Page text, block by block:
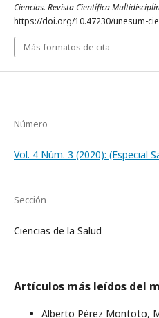
Ciencias. Revista Científica
https://doi.org/10.47230/unesum-
Más formatos de cita
Número
Vol. 4 Núm. 3 (2020): (Especial
Sección
Ciencias de la Salud
Artículos más leídos del
Alberto Pérez Montoto,